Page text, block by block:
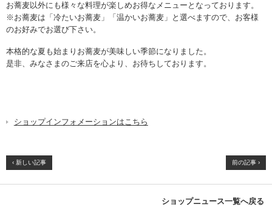
お蕎麦以外にも様々な料理が楽しめお得なメニューとなっております。
※お蕎麦は「冷たいお蕎麦」「温かいお蕎麦」と選べますので、お客様
のお好みでお選び下さい。
本格的な夏も始まりお蕎麦が美味しい季節になりました。
是非、みなさまのご来店を心より、お待ちしております。
ショップインフォメーションはこちら
‹ 新しい記事 前の記事 ›
ショップニュース一覧へ戻る